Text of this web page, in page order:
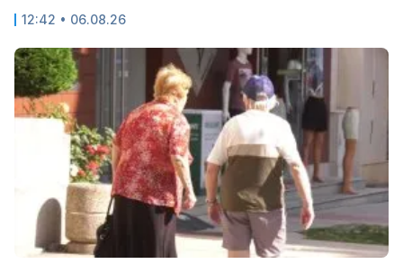
12:42 • 06.08.26